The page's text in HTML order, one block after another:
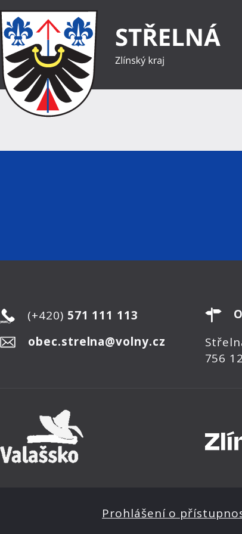
(+420) 571 111 113
obec.strelna@volny.cz
756 12
Prohlášení o